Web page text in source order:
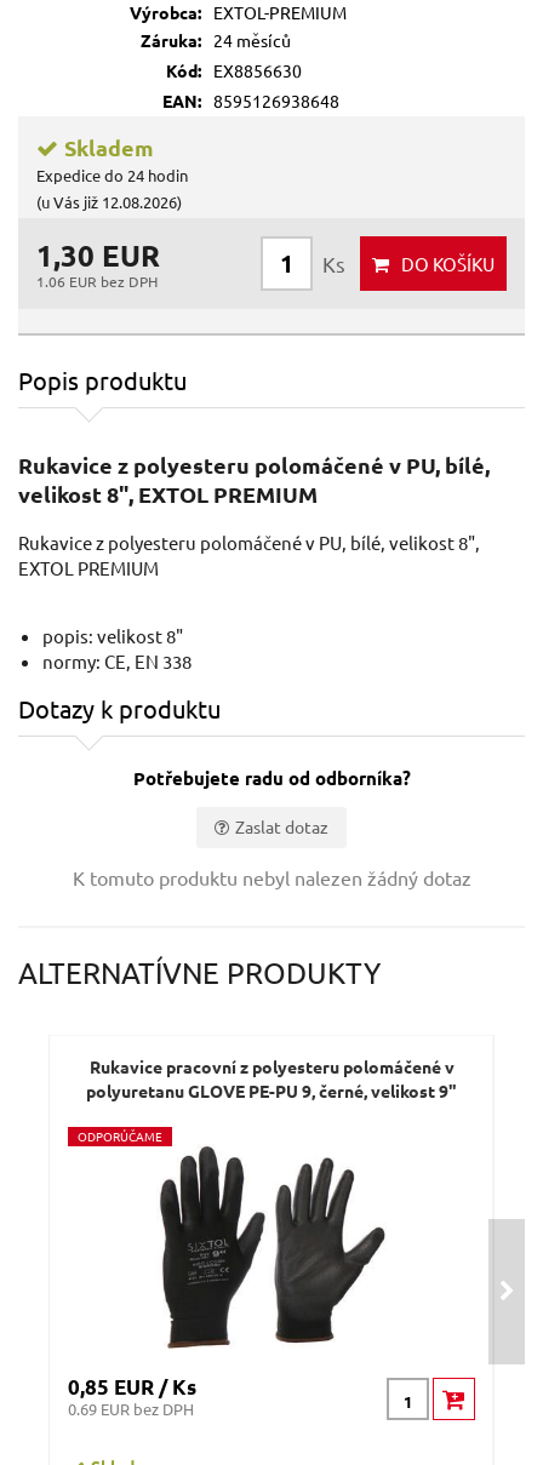
Výrobca:
EXTOL-PREMIUM
Záruka:
24 měsíců
Kód:
EX8856630
EAN: 8595126938648
Skladem
Expedice do 24 hodin
(u Vás již 12.08.2026)
1,30 EUR
1.06 EUR bez DPH
Ks DO KOŠÍKU
Popis produktu
Rukavice z polyesteru polomáčené v PU, bílé,
velikost 8", EXTOL PREMIUM
Rukavice z polyesteru polomáčené v PU, bílé, velikost 8",
EXTOL PREMIUM
popis: velikost 8"
normy: CE, EN 338
Dotazy k produktu
Potřebujete radu od odborníka?
Zaslat dotaz
K tomuto produktu nebyl nalezen žádný dotaz
ALTERNATÍVNE PRODUKTY
Rukavice pracovní z polyesteru polomáčené v
polyuretanu GLOVE PE-PU 9, černé, velikost 9"
ODPORÚČAME
0,85 EUR / Ks
0.69 EUR bez DPH